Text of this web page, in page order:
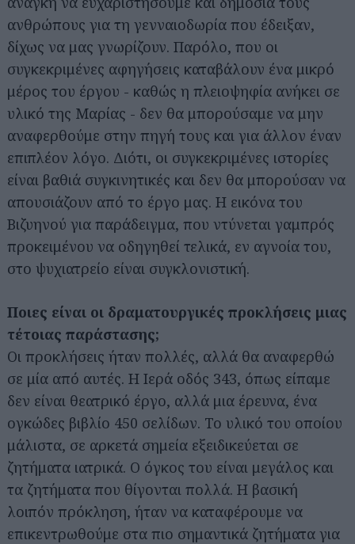
ανθρώπους για τη γενναιοδωρία που έδειξαν,
δίχως να μας γνωρίζουν. Παρόλο, που οι
συγκεκριμένες αφηγήσεις καταβάλουν ένα μικρό
μέρος του έργου - καθώς η πλειοψηφία ανήκει σε
υλικό της Μαρίας - δεν θα μπορούσαμε να μην
αναφερθούμε στην πηγή τους και για άλλον έναν
επιπλέον λόγο. Διότι, οι συγκεκριμένες ιστορίες
είναι βαθιά συγκινητικές και δεν θα μπορούσαν να
απουσιάζουν από το έργο μας. Η εικόνα του
Βιζυηνού για παράδειγμα, που ντύνεται γαμπρός
προκειμένου να οδηγηθεί τελικά, εν αγνοία του,
στο ψυχιατρείο είναι συγκλονιστική.
Ποιες είναι οι δραματουργικές προκλήσεις μιας
τέτοιας παράστασης;
Οι προκλήσεις ήταν πολλές, αλλά θα αναφερθώ
σε μία από αυτές. Η Ιερά οδός 343, όπως είπαμε
δεν είναι θεατρικό έργο, αλλά μια έρευνα, ένα
ογκώδες βιβλίο 450 σελίδων. Το υλικό του οποίου
μάλιστα, σε αρκετά σημεία εξειδικεύεται σε
ζητήματα ιατρικά. Ο όγκος του είναι μεγάλος και
τα ζητήματα που θίγονται πολλά. Η βασική
λοιπόν πρόκληση, ήταν να καταφέρουμε να
επικεντρωθούμε στα πιο σημαντικά ζητήματα για